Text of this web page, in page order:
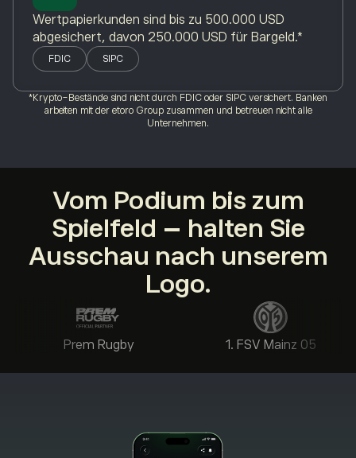
Wertpapierkunden sind bis zu 500.000 USD
abgesichert, davon 250.000 USD für Bargeld.*
FDIC SIPC
*Krypto-Bestände sind nicht durch FDIC oder SIPC versichert. Banken
arbeiten mit der etoro Group zusammen und betreuen nicht alle
Unternehmen.
Vom Podium bis zum
Spielfeld – halten Sie
Ausschau nach unserem
Logo.
Prem Rugby 1. FSV Mainz 05